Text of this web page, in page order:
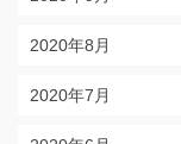
2020年8月
2020年7月